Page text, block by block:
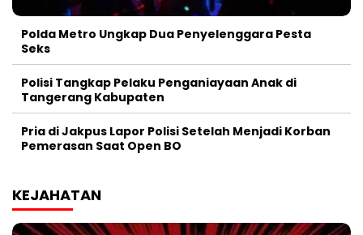
Polda Metro Ungkap Dua Penyelenggara Pesta
Seks
Polisi Tangkap Pelaku Penganiayaan Anak di
Tangerang Kabupaten
Pria di Jakpus Lapor Polisi Setelah Menjadi Korban
Pemerasan Saat Open BO
KEJAHATAN